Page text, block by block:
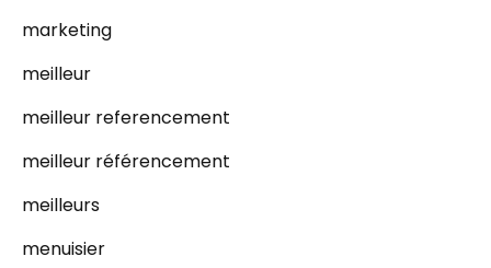
marketing
meilleur
meilleur referencement
meilleur référencement
meilleurs
menuisier